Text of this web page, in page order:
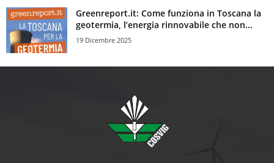
Greenreport.it: Come funziona in Toscana la
geotermia, l’energia rinnovabile che non...
19 Dicembre 2025